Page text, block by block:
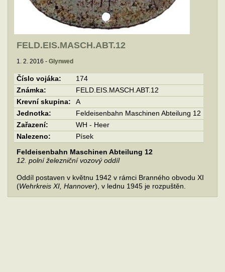
FELD.EIS.MASCH.ABT.12
1. 2. 2016 - Glynwed
Číslo vojáka:
174
Známka:
FELD.EIS.MASCH.ABT.12
Krevní skupina:
A
Jednotka:
Feldeisenbahn Maschinen Abteilung 12
Zařazení:
WH - Heer
Nalezeno:
Písek
Feldeisenbahn Maschinen Abteilung 12
12. polní železniční vozový oddíl
Oddíl postaven v květnu 1942 v rámci Branného obvodu XI
(Wehrkreis XI, Hannover), v lednu 1945 je rozpuštěn.